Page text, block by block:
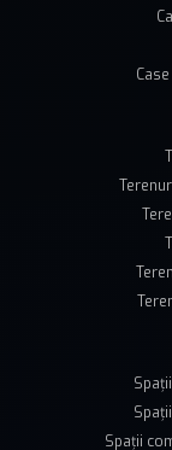
Spații